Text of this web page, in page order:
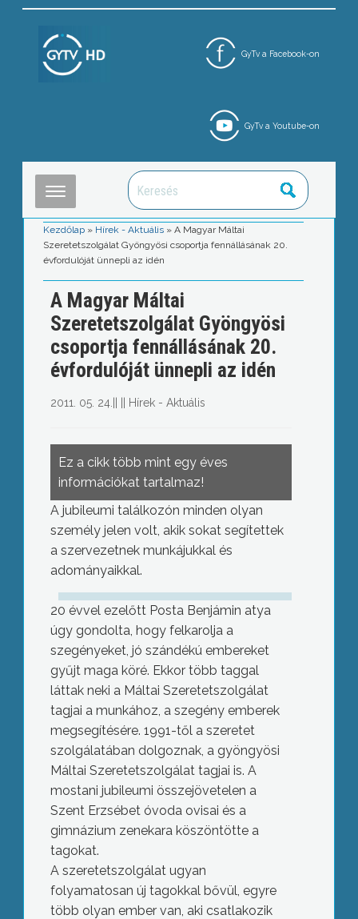
GyTv a Facebook-on
GyTv a Youtube-on
Kezdőlap » Hírek - Aktuális »A Magyar Máltai
Szeretetszolgálat Gyöngyösi csoportja fennállásának 20.
évfordulóját ünnepli az idén
A Magyar Máltai
Szeretetszolgálat Gyöngyösi
csoportja fennállásának 20.
évfordulóját ünnepli az idén
2011. 05. 24. Hírek - Aktuális
Ez a cikk több mint egy éves
információkat tartalmaz!
A jubileumi találkozón minden olyan
személy jelen volt, akik sokat segítettek
a szervezetnek munkájukkal és
adományaikkal.
20 évvel ezelőtt Posta Benjámin atya
úgy gondolta, hogy felkarolja a
szegényeket, jó szándékú embereket
gyűjt maga köré. Ekkor több taggal
láttak neki a Máltai Szeretetszolgálat
tagjai a munkához, a szegény emberek
megsegítésére. 1991-től a szeretet
szolgálatában dolgoznak, a gyöngyösi
Máltai Szeretetszolgálat tagjai is. A
mostani jubileumi összejövetelen a
Szent Erzsébet óvoda ovisai és a
gimnázium zenekara köszöntötte a
tagokat.
A szeretetszolgálat ugyan
folyamatosan új tagokkal bővül, egyre
több olyan ember van, aki csatlakozik